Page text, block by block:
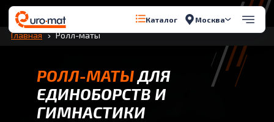
Каталог Москва
Перейти к содержимому
Главная Ролл-маты
РОЛЛ-МАТЫДЛЯ
ЕДИНОБОРСТВ И
ГИМНАСТИКИ